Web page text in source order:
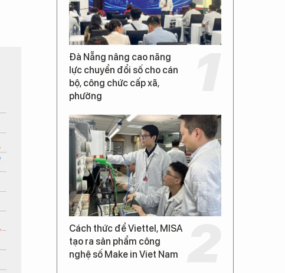
Đà Nẵng nâng cao năng
lực chuyển đổi số cho cán
bộ, công chức cấp xã,
phường
Cách thức để Viettel, MISA
tạo ra sản phẩm công
nghệ số Make in Viet Nam